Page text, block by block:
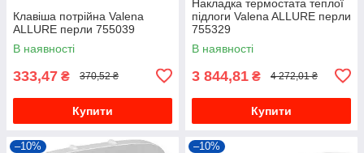
Клавіша потрійна Valena
ALLURE перли 755039
В наявності
333,47 ₴ 370,52 ₴
Купити
Накладка термостата теплої
підлоги Valena ALLURE перли
755329
В наявності
3 844,81 ₴ 4 272,01 ₴
Купити
–10% –10%